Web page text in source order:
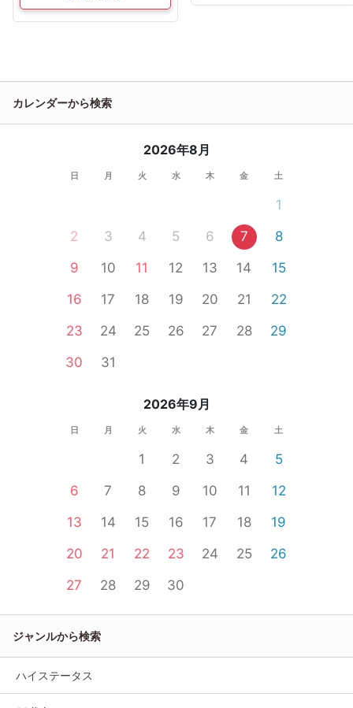
カレンダーから検索
2026年8月
日 月 火 水 木 金 土
1
2
3 4 5 6 7
8
9
10 11 12 13 14
15
16
17 18 19 20 21
22
23
24 25 26 27 28
29
30
31
2026年9月
日 月 火 水 木 金 土
1 2 3 4
5
6
7 8 9 10 11
12
13
14 15 16 17 18
19
20
21 22 23 24 25
26
27
28 29 30
ジャンルから検索
ハイステータス